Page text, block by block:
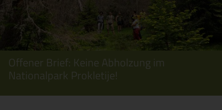
Offener Brief: Keine Abholzung im
Nationalpark Prokletije!